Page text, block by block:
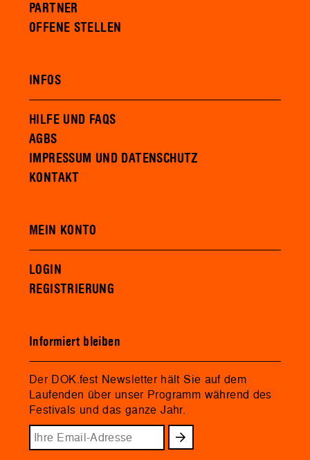
PARTNER
OFFENE STELLEN
INFOS
HILFE UND FAQS
AGBS
IMPRESSUM UND DATENSCHUTZ
KONTAKT
MEIN KONTO
LOGIN
REGISTRIERUNG
Informiert bleiben
Der DOK.fest Newsletter hält Sie auf dem
Laufenden über unser Programm während des
Festivals und das ganze Jahr.